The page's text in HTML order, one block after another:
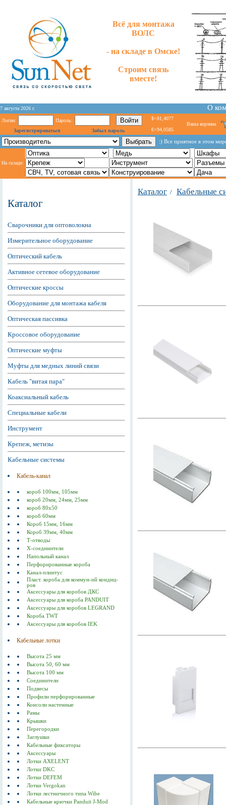
Всё для монтажа
ВОЛС
- на складе в Омске!
Строим связь
вместе!
7 августа 2026 г. О
Логин:
Пароль:
Зарегистрироваться
Забыл пароль
$=81,4077
€=94,0585
Ваша корзина
:) Все приятное в этом
На складе:
Каталог
Сварочники для оптоволокна
Измерительное оборудование
Оптический кабель
Активное сетевое оборудование
Оптические кроссы
Оборудование для монтажа кабеля
Оптическая пассивка
Кроссовое оборудование
Оптические муфты
Муфты для медных линий связи
Кабель "витая пара"
Коаксиальный кабель
Специальные кабели
Инструмент
Крепеж, метизы
Кабельные системы
Кабель-канал
короб 100мм, 105мм
короб 20мм, 24мм, 25мм
короб 80х50
короб 60мм
Короб 15мм, 16мм
Короб 39мм, 40мм
Т-отводы
Х-соединители
Напольный канал
Перфорированные короба
Канал-плинтус
Пласт. короба для коммун-ий кондиц-
ров
Аксессуары для коробов ДКС
Аксессуары для короба PANDUIT
Аксессуары для коробов LEGRAND
Короба TWT
Аксессуары для коробов IEK
Кабельные лотки
Высота 25 мм
Высота 50, 60 мм
Высота 100 мм
Соединители
Подвесы
Профили перфорированные
Консоли настенные
Рамы
Крышки
Перегородки
Заглушки
Кабельные фиксаторы
Аксессуары
Лотки AXELENT
Лотки DKC
Лотки DEFEM
Лотки Vergokan
Лотки лестничного типа Wibe
Кабельные крючки Panduit J-Mod
Каталог / Кабельные